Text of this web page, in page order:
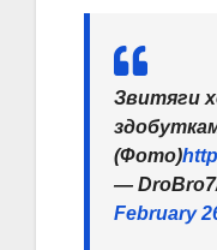
Звитяги
(Фото)
—
February